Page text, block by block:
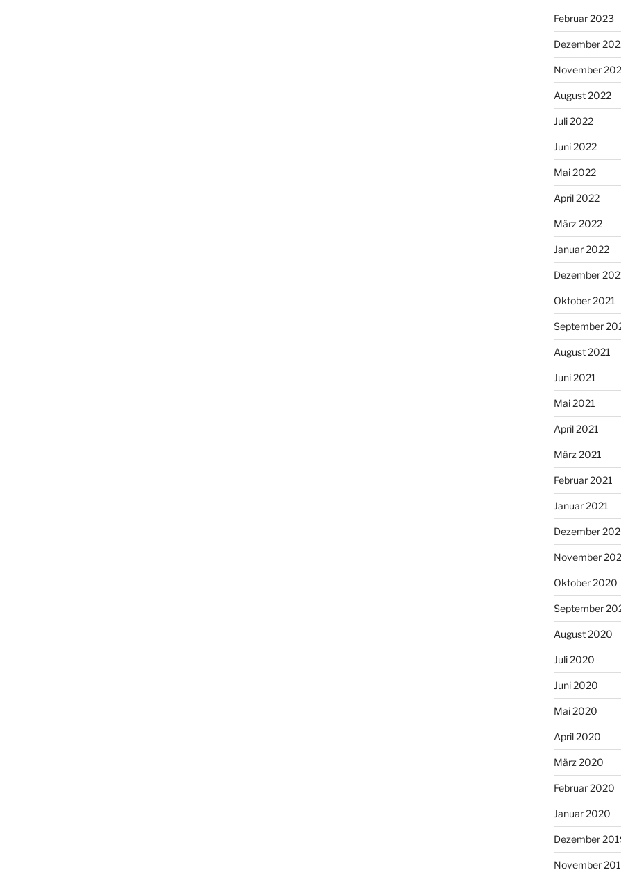
Februar 2023
Dezember
November
August 2022
Juli 2022
Juni 2022
Mai 2022
April 2022
März 2022
Januar 2022
Dezember
Oktober 2021
September
August 2021
Juni 2021
Mai 2021
April 2021
März 2021
Februar 2021
Januar 2021
Dezember
November
Oktober 2020
September
August 2020
Juli 2020
Juni 2020
Mai 2020
April 2020
März 2020
Februar 2020
Januar 2020
Dezember
November